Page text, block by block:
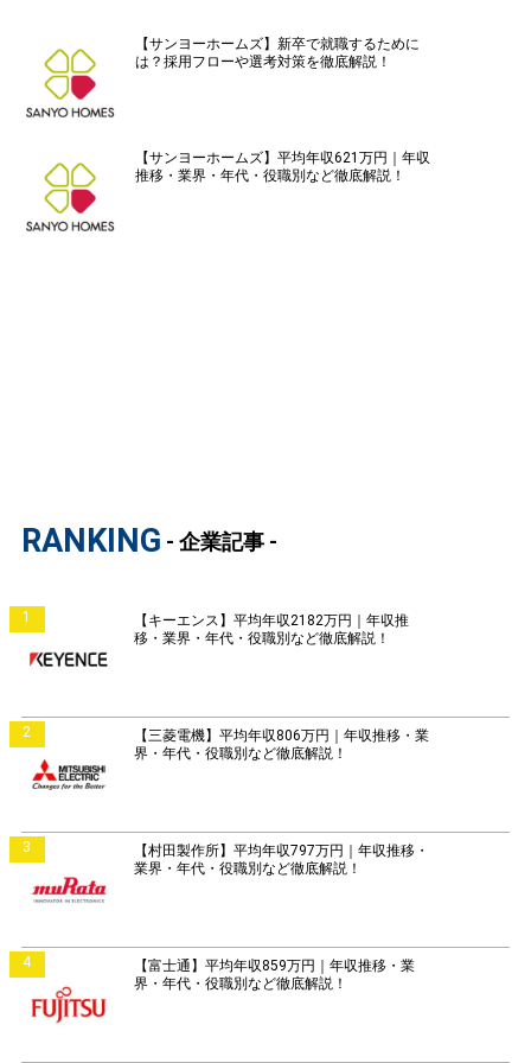
【サンヨーホームズ】新卒で就職するために
は？採用フローや選考対策を徹底解説！
【サンヨーホームズ】平均年収621万円｜年収
推移・業界・年代・役職別など徹底解説！
RANKING - 企業記事 -
1
【キーエンス】平均年収2182万円｜年収推
移・業界・年代・役職別など徹底解説！
2
【三菱電機】平均年収806万円｜年収推移・業
界・年代・役職別など徹底解説！
3
【村田製作所】平均年収797万円｜年収推移・
業界・年代・役職別など徹底解説！
4
【富士通】平均年収859万円｜年収推移・業
界・年代・役職別など徹底解説！